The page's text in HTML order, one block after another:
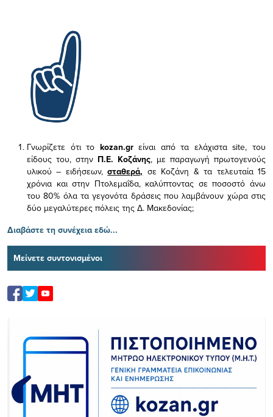
Γνωρίζετε ότι το kozan.gr είναι από τα ελάχισταsite, του
είδους του, στην Π.Ε. Κοζάνης, με παραγωγή πρωτογενούς
υλικού – ειδήσεων,σταθερά, σε Κοζάνη & τα τελευταία 15
χρόνια και στην Πτολεμαΐδα, καλύπτοντας σε ποσοστό άνω
του 80% όλα τα γεγονότα δράσεις που λαμβάνουν χώρα στις
δύο μεγαλύτερες πόλεις της Δ. Μακεδονίας;
Διαβάστε τη συνέχεια εδώ...
Μείνετε συντονισμένοι